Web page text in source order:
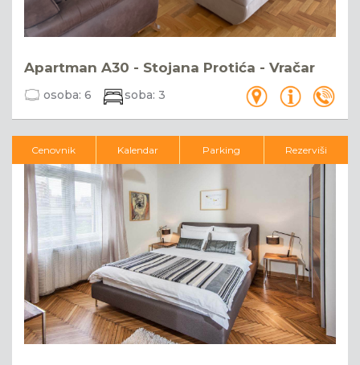
Apartman A30 - Stojana Protića - Vračar
osoba: 6 soba: 3
Cenovnik Kalendar Parking Rezerviši